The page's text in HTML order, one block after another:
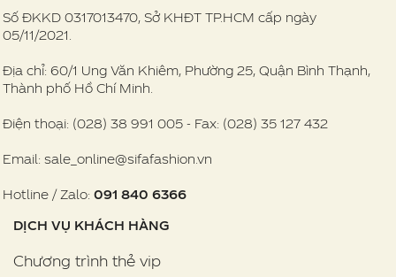
Số ĐKKD 0317013470, Sở KHĐT TP.HCM cấp ngày
05/11/2021.
Địa chỉ: 60/1 Ung Văn Khiêm, Phường 25, Quận Bình Thạnh,
Thành phố Hồ Chí Minh.
Điện thoại: (028) 38 991 005 - Fax: (028) 35 127 432
Email: sale_online@sifafashion.vn
Hotline / Zalo: 091 840 6366
DỊCH VỤ KHÁCH HÀNG
Chương trình thẻ vip